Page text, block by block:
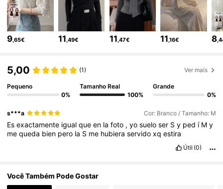
4,86 6.6M Seguidores
6.6M Seguidores
4,86
9 ,65€ 11 ,49€ 11 ,47€ 11 ,16€ 8
5,00 (1) Ver mais
Pequeno
0%
Tamanho Real
100%
Grande
0%
s***a Cor: Branco / Tamanho: M
Esexactamente igualqueen lafoto ,yosueloser Sy ped í My
mequeda bien pero la S me hubieraservidoxqestira
Útil (0)
Você Também Pode Gostar